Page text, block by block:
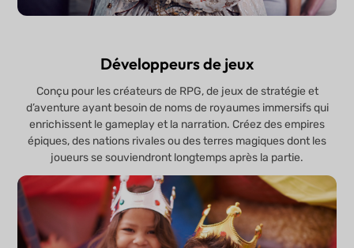
Développeurs de jeux
Conçu pour les créateurs de RPG, de jeux de stratégie et
d’aventure ayant besoin de noms de royaumes immersifs qui
enrichissent le gameplay et la narration. Créez des empires
épiques, des nations rivales ou des terres magiques dont les
joueurs se souviendront longtemps après la partie.